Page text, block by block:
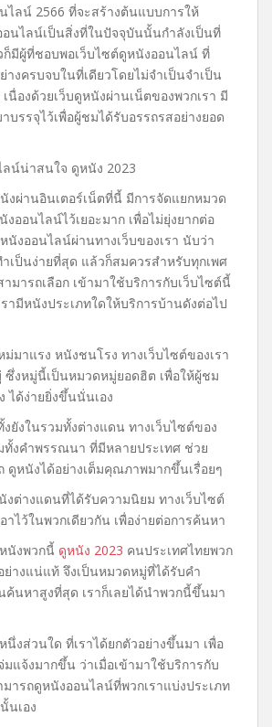
ไลน์ 2566 ที่จะสร้างต้นแบบการให้
นไลน์เป็นสิ่งที่ในปัจจุบันนั้นกำลังเป็นที่
มีผู้ที่ชอบพอเว็บไซต์ดูหนังออนไลน์ ที่
างครบจบในที่เดียวโดยไม่จำเป็นจำเป็น
นื่องด้วยเว็บดูหนังผ่านเน็ตของพวกเรา มี
บรรจุไว้เพื่อผู้ชมได้รับอรรถรสอย่างยอด
น์น่าสนใจ ดูหนัง 2023
งผ่านอินเตอร์เน็ตที่นี้ มีการจัดแยกหมวด
ออนไลน์ไว้เยอะมาก เพื่อไม่ยุ่งยากต่อ
นังออนไลน์ผ่านทางเว็บของเรา นับว่า
เป็นง่ายที่สุด แล้วก็สมควรสำหรับทุกเพศ
มารถเลือก เข้ามาใช้บริการกับเว็บไซต์นี้
ามีหนังประเภทใดให้บริการบ้านดังต่อไป
ม่มาแรง หนังชนโรง ทางเว็บไซต์ของเรา
งหมู่นี้เป็นหมวดหมู่ยอดฮิต เพื่อให้ผู้ชม
ได้ง่ายยิ่งขึ้นนั่นเอง
งยังในรวมทั้งต่างแดน ทางเว็บไซต์ของ
ทั้งคำพรรณนา ที่มีหลายประเทศ ช่วย
ดูหนังได้อย่างเต็มคุณภาพมากขึ้นเรื่อยๆ
งต่างแดนที่ได้รับความนิยม ทางเว็บไซต์
าไว้ในพวกเดียวกัน เพื่อง่ายต่อการค้นหา
นังพวกนี้ ดูหนัง 2023 คนประเทศไทยพวก
างแน่แท้ จึงเป็นหมวดหมู่ที่ได้รับคำ
ค้นหาสูงที่สุด เราก็เลยได้นำพวกนี้ขึ้นมา
นึ่งส่วนใด ที่เราได้ยกตัวอย่างขึ้นมา เพื่อ
แจ้งมากขึ้น ว่าเมื่อเข้ามาใช้บริการกับ
มารถดูหนังออนไลน์ที่พวกเราแบ่งประเภท
นเอง